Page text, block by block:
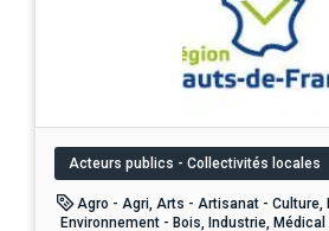
Acteurs publics - Collectivités locales
Agro - Agri, Arts - Artisanat - Culture,
Environnement - Bois, Industrie,